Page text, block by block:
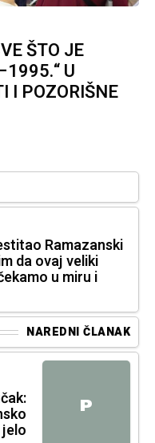
ŠTO JE
U
I POZORIŠNE
Ramazanski
da ovaj veliki
u miru i
NAREDNI ČLANAK
P